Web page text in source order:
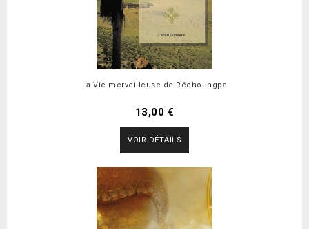
La Vie merveilleuse de Réchoungpa
13,00 €
VOIR DÉTAILS